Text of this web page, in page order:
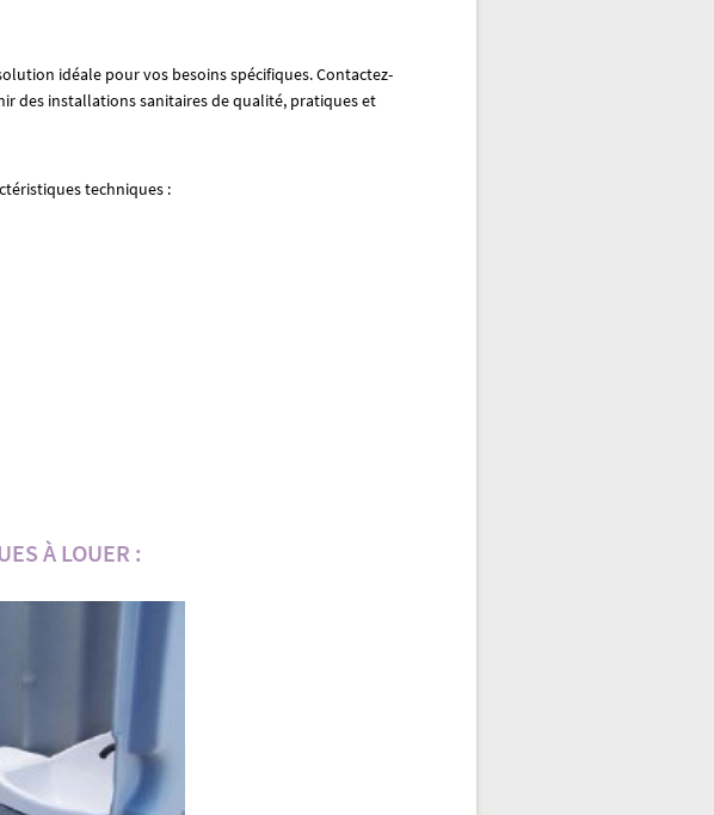
idéale pour vos besoins spécifiques. Contactez-
des installations sanitaires de qualité, pratiques et
techniques :
À LOUER :